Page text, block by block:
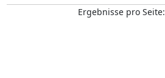
Ergebnisse pro Seite: